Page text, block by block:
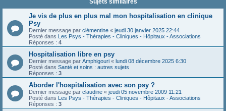
Je vis de plus en plus mal mon hospitalisation en clinique
Psy
Dernier message par clémentine « jeudi 30 janvier 2025 22:44
Posté dans Les Psys - Thérapies - Cliniques - Hôpitaux - Associations
Réponses : 4
Hospitalisation libre en psy
Dernier message par Amphigouri « lundi 08 décembre 2025 6:30
Posté dans Santé et soins : autres sujets
Réponses : 3
Aborder l'hospitalisation avec son psy ?
Dernier message par claudine « jeudi 05 novembre 2009 11:21
Posté dans Les Psys - Thérapies - Cliniques - Hôpitaux - Associations
Réponses : 3